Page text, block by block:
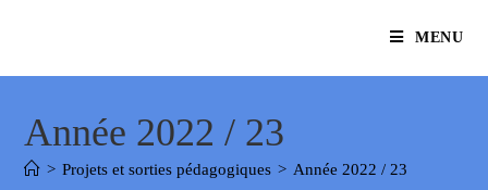
MENU
Année 2022 / 23
> Projets et sorties pédagogiques > Année 2022 / 23